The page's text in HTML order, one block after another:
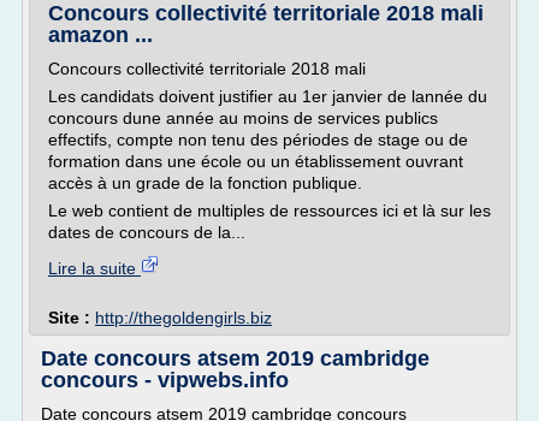
Concours collectivité territoriale 2018 mali
amazon ...
Concours collectivité territoriale 2018 mali
Les candidats doivent justifier au 1er janvier de lannée du
concours dune année au moins de services publics
effectifs, compte non tenu des périodes de stage ou de
formation dans une école ou un établissement ouvrant
accès à un grade de la fonction publique.
Le web contient de multiples de ressources ici et là sur les
dates de concours de la...
Lire la suite
Site : http://thegoldengirls.biz
Date concours atsem 2019 cambridge
concours - vipwebs.info
Date concours atsem 2019 cambridge concours